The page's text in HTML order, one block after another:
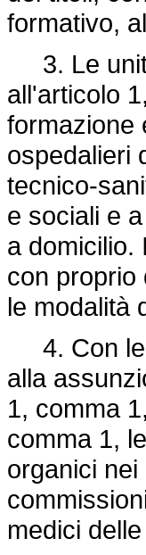
formativo,
3. Le
all'articolo
formazione
ospedalieri
tecnico-
e sociali e
a domicilio.
con proprio
le modalità
4. Con le
alla
1, comma
comma 1,
organici
medici